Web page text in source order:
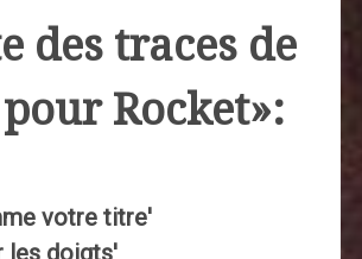
des traces de
pour Rocket»:
votre titre'
les doigts'